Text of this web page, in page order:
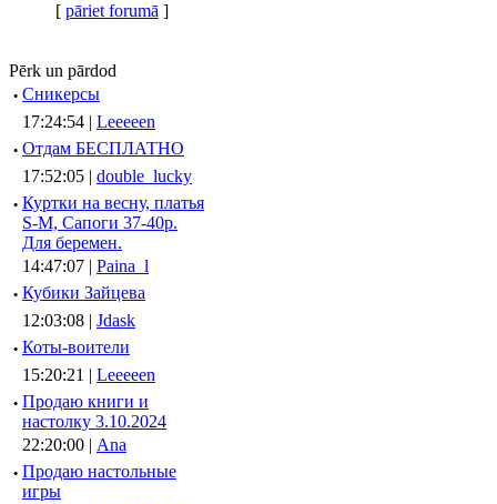
[ pāriet forumā ]
Pērk un pārdod
· Сникерсы
17:24:54 | Leeeeen
· Отдам БЕСПЛАТНО
17:52:05 | double_lucky
· Куртки на весну, платья
S-M, Сапоги 37-40р.
Для беремен.
14:47:07 | Paina_l
· Кубики Зайцева
12:03:08 | Jdask
· Коты-воители
15:20:21 | Leeeeen
· Продаю книги и
настолку 3.10.2024
22:20:00 | Ana
· Продаю настольные
игры